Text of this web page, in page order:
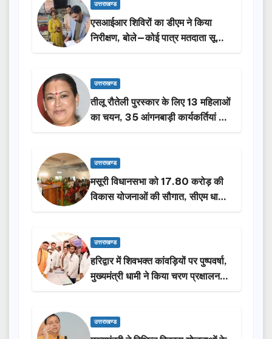
उत्तराखण्ड
एसआईआर शिविरों का डीएम ने किया
निरीक्षण, बोले—कोई पात्र मतदाता सूची
से न छूटे…
उत्तराखण्ड
तीलू रौतेली पुरस्कार के लिए 13 महिलाओं
का चयन, 35 आंगनबाड़ी कार्यकर्तियां भी
होंगी सम्मानित…
उत्तराखण्ड
मसूरी विधानसभा को 17.80 करोड़ की
विकास योजनाओं की सौगात, सीएम धामी
ने किया लोकार्पण-शिलान्यास.
उत्तराखण्ड
हरिद्वार में शिवभक्त कांवड़ियों पर पुष्पवर्षा,
मुख्यमंत्री धामी ने किया चरण प्रक्षालन…
उत्तराखण्ड